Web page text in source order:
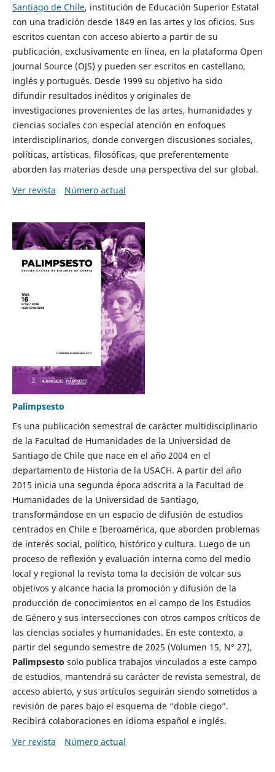
Santiago de Chile, institución de Educación Superior Estatal
con una tradición desde 1849 en las artes y los oficios. Sus
escritos cuentan con acceso abierto a partir de su
publicación, exclusivamente en línea, en la plataforma Open
Journal Source (OJS) y pueden ser escritos en castellano,
inglés y portugués. Desde 1999 su objetivo ha sido
difundir resultados inéditos y originales de
investigaciones provenientes de las artes, humanidades y
ciencias sociales con especial atención en enfoques
interdisciplinarios, donde convergen discusiones sociales,
políticas, artísticas, filosóficas, que preferentemente
aborden las materias desde una perspectiva del sur global.
Ver revista
Número actual
Palimpsesto
Es una publicación semestral de carácter multidisciplinario
de la Facultad de Humanidades de la Universidad de
Santiago de Chile que nace en el año 2004 en el
departamento de Historia de la USACH. A partir del año
2015 inicia una segunda época adscrita a la Facultad de
Humanidades de la Universidad de Santiago,
transformándose en un espacio de difusión de estudios
centrados en Chile e Iberoamérica, que aborden problemas
de interés social, político, histórico y cultura. Luego de un
proceso de reflexión y evaluación interna como del medio
local y regional la revista toma la decisión de volcar sus
objetivos y alcance hacia la promoción y difusión de la
producción de conocimientos en el campo de los Estudios
de Género y sus intersecciones con otros campos críticos de
las ciencias sociales y humanidades. En este contexto, a
partir del segundo semestre de 2025 (Volumen 15, N° 27),
Palimpsesto solo publica trabajos vinculados a este campo
de estudios, mantendrá su carácter de revista semestral, de
acceso abierto, y sus artículos seguirán siendo sometidos a
revisión de pares bajo el esquema de “doble ciego”.
Recibirá colaboraciones en idioma español e inglés.
Ver revista
Número actual